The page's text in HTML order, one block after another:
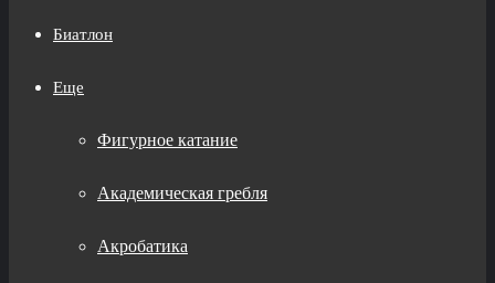
Биатлон
Еще
Фигурное катание
Академическая гребля
Акробатика